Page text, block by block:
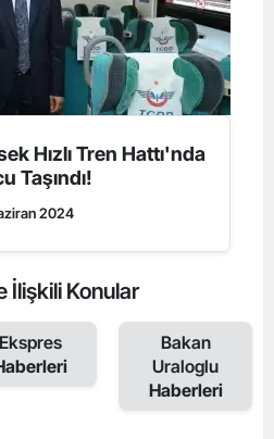
Hızlı Tren Hattı'nda
Taşındı!
2024
İlişkili Konular
Ekspres
Bakan
Uraloglu
Haberleri